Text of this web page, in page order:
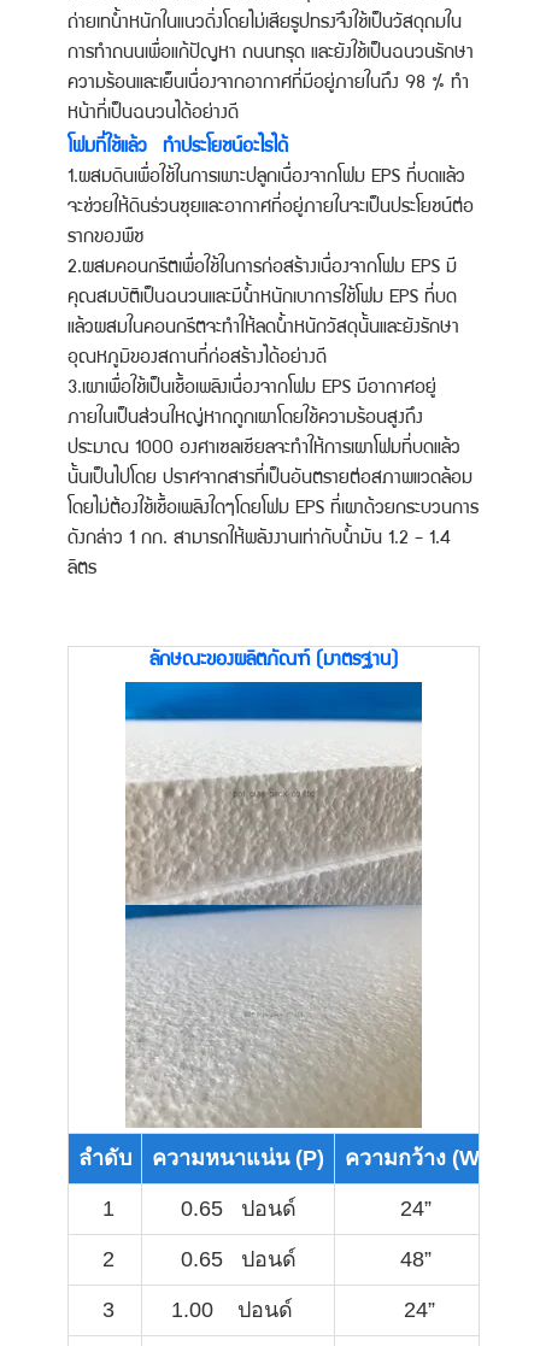
ถ่ายเทน้ำหนักในแนวดิ่งโดยไม่เสียรูปทรงจึงใช้เป็นวัสดุถมใน
การทำถนนเพื่อแก้ปัญหา ถนนทรุด และยังใช้เป็นฉนวนรักษา
ความร้อนและเย็นเนื่องจากอากาศที่มีอยู่ภายในถึง 98 % ทำ
หน้าที่เป็นฉนวนได้อย่างดี
โฟมที่ใช้แล้ว ทำประโยชน์อะไรได้
1.ผสมดินเพื่อใช้ในการเพาะปลูกเนื่องจากโฟม EPS ที่บดแล้ว
จะช่วยให้ดินร่วนซุยและอากาศที่อยู่ภายในจะเป็นประโยชน์ต่อ
รากของพืช
2.ผสมคอนกรีตเพื่อใช้ในการก่อสร้างเนื่องจากโฟม EPS มี
คุณสมบัติเป็นฉนวนและมีน้ำหนักเบาการใช้โฟม EPS ที่บด
แล้วผสมในคอนกรีตจะทำให้ลดน้ำหนักวัสดุนั้นและยังรักษา
อุณหภูมิของสถานที่ก่อสร้างได้อย่างดี
3.เผาเพื่อใช้เป็นเชื้อเพลิงเนื่องจากโฟม EPS มีอากาศอยู่
ภายในเป็นส่วนใหญ่หากถูกเผาโดยใช้ความร้อนสูงถึง
ประมาณ 1000 องศาเซลเซียลจะทำให้การเผาโฟมที่บดแล้ว
นั้นเป็นไปโดย ปราศจากสารที่เป็นอันตรายต่อสภาพแวดล้อม
โดยไม่ต้องใช้เชื้อเพลิงใดๆโดยโฟม EPS ที่เผาด้วยกระบวนการ
ดังกล่าว 1 กก. สามารถให้พลังงานเท่ากับน้ำมัน 1.2 - 1.4
ลิตร
ลักษณะของผลิตภัณฑ์ (มาตรฐาน)
ลำดับ ความหนาแน่น (P) ความกว้าง (W)
1 0.65 ปอนด์ 24”
2 0.65 ปอนด์ 48”
3 1.00 ปอนด์ 24”